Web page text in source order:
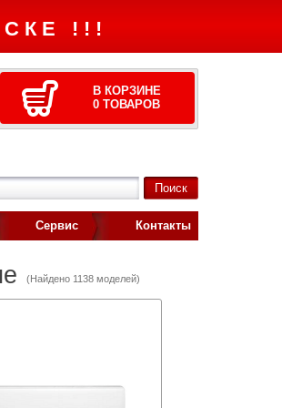
!!!
В КОРЗИНЕ
0 ТОВАРОВ
Сервис Контакты
(Найдено 1138 моделей)